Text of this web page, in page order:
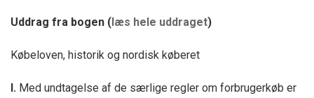
Uddrag fra bogen ( læs hele uddraget)
Købeloven, historik og nordisk køberet
I. Med undtagelse af de særlige regler om forbrugerkøb er